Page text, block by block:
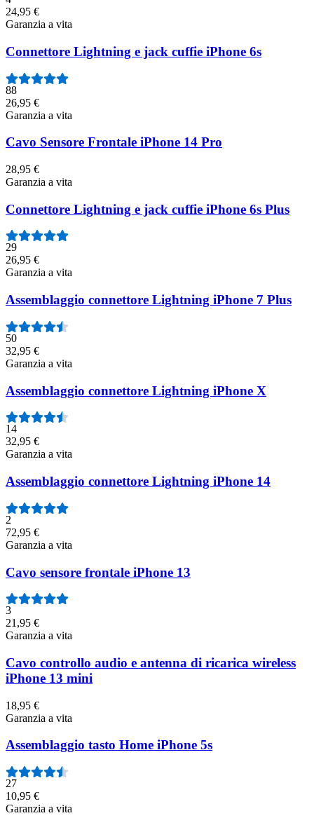
24,95 €
Garanzia a vita
Connettore Lightning e jack cuffie iPhone 6s
88
26,95 €
Garanzia a vita
Cavo Sensore Frontale iPhone 14 Pro
28,95 €
Garanzia a vita
Connettore Lightning e jack cuffie iPhone 6s Plus
29
26,95 €
Garanzia a vita
Assemblaggio connettore Lightning iPhone 7 Plus
50
32,95 €
Garanzia a vita
Assemblaggio connettore Lightning iPhone X
14
32,95 €
Garanzia a vita
Assemblaggio connettore Lightning iPhone 14
2
72,95 €
Garanzia a vita
Cavo sensore frontale iPhone 13
3
21,95 €
Garanzia a vita
Cavo controllo audio e antenna di ricarica wireless
iPhone 13 mini
18,95 €
Garanzia a vita
Assemblaggio tasto Home iPhone 5s
27
10,95 €
Garanzia a vita